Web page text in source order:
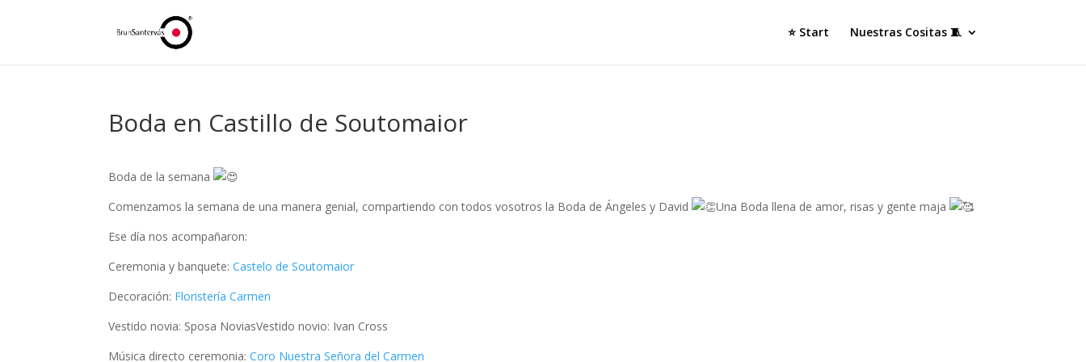
⭐ Start Nuestras Cositas 🧵
Boda en Castillo de Soutomaior
Boda de la semana
Comenzamos la semana de una manera genial, compartiendo con todos vosotros la Boda de Ángeles y David
Una Boda llena de amor, risas y gente maja
Ese día nos acompañaron:
Ceremonia y banquete:Castelo de Soutomaior
Decoración: Floristería Carmen
Vestido novia: Sposa NoviasVestido novio: Ivan Cross
Música directo ceremonia:Coro Nuestra Señora del Carmen